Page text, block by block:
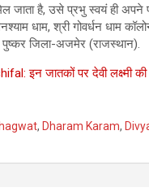
जाता है, उसे प्रभु स्वयं ही
धाम, श्री गोवर्धन धाम
पुष्कर जिला-अजमेर (राजस्थान).
इन जातकों पर देवी लक्ष्मी
, Dharam Karam,